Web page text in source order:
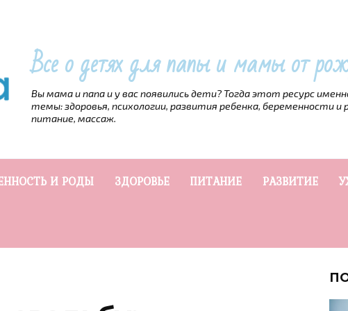
Все о детях для папы и мамы от
Вы мама и папа и у вас появились дети? Тогда этот ресурс
темы: здоровья, психологии, развития ребенка, беременности
питание, массаж.
И РОДЫ ЗДОРОВЬЕ ПИТАНИЕ РАЗВИТИЕ